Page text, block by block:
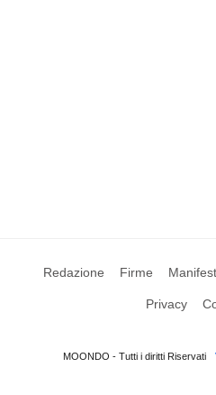
Redazione Firme
Privacy
MOONDO - Tutti i diritti Riservati